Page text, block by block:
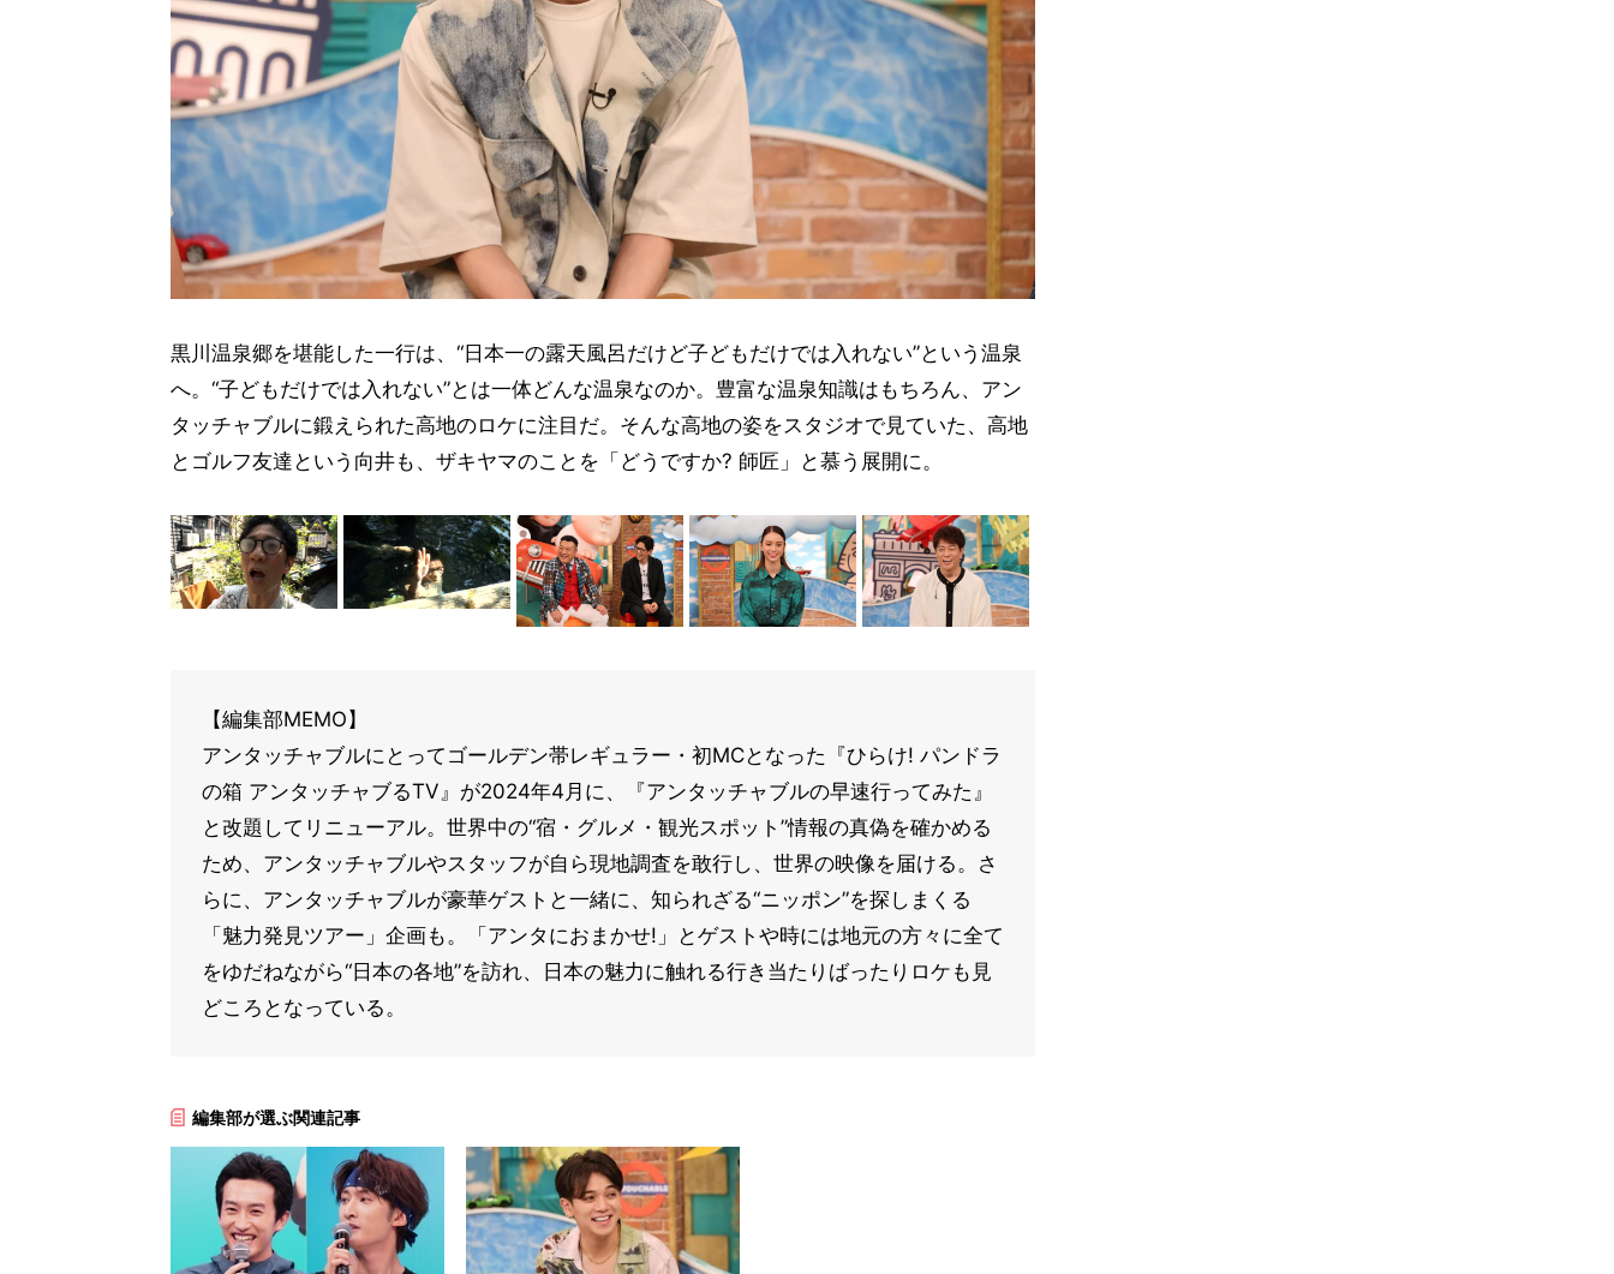
黒川温泉郷を堪能した一行は、“日本一の露天風呂だけど子どもだけでは入れない”という温泉
へ。“子どもだけでは入れない”とは一体どんな温泉なのか。豊富な温泉知識はもちろん、アン
タッチャブルに鍛えられた高地のロケに注目だ。そんな高地の姿をスタジオで見ていた、高地
とゴルフ友達という向井も、ザキヤマのことを「どうですか? 師匠」と慕う展開に。
【編集部MEMO】
アンタッチャブルにとってゴールデン帯レギュラー・初MCとなった『ひらけ! パンドラ
の箱 アンタッチャブるTV』が2024年4月に、『アンタッチャブルの早速行ってみた』
と改題してリニューアル。世界中の“宿・グルメ・観光スポット”情報の真偽を確かめる
ため、アンタッチャブルやスタッフが自ら現地調査を敢行し、世界の映像を届ける。さ
らに、アンタッチャブルが豪華ゲストと一緒に、知られざる“ニッポン”を探しまくる
「魅力発見ツアー」企画も。「アンタにおまかせ!」とゲストや時には地元の方々に全て
をゆだねながら“日本の各地”を訪れ、日本の魅力に触れる行き当たりばったりロケも見
どころとなっている。
編集部が選ぶ関連記事